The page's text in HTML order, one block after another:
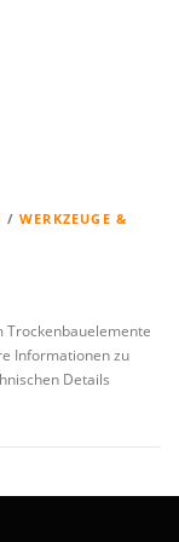
/WERKZEUGE &
Trockenbauelemente
Informationen zu
Details